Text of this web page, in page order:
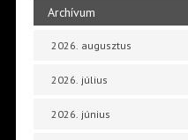
Archívum
2026. augusztus
2026. július
2026. június